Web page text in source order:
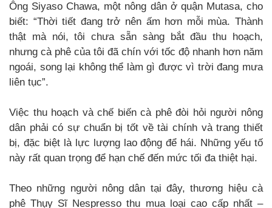
Ông Siyaso Chawa, một nông dân ở quận Mutasa, cho
biết: “Thời tiết đang trở nên ấm hơn mỗi mùa. Thành
thật mà nói, tôi chưa sẵn sàng bắt đầu thu hoạch,
nhưng cà phê của tôi đã chín với tốc độ nhanh hơn năm
ngoái, song lại không thể làm gì được vì trời đang mưa
liên tục”.
Việc thu hoạch và chế biến cà phê đòi hỏi người nông
dân phải có sự chuẩn bị tốt về tài chính và trang thiết
bị, đặc biệt là lực lượng lao động để hái. Những yếu tố
này rất quan trọng để hạn chế đến mức tối đa thiệt hại.
Theo những người nông dân tại đây, thương hiệu cà
phê Thụy Sĩ Nespresso thu mua loại cao cấp nhất –